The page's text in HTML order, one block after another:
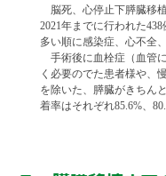
脳死、心停止下膵臓移植
2021年までに行われた
多い順に感染症、心不全
手術後に血栓症（血管
く必要のでた患者様や、
を除いた、膵臓がきちん
着率はそれぞれ85.6%、